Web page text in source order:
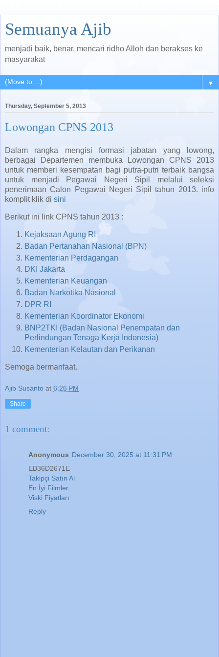
Semuanya Ajib
menjadi baik, benar, mencari ridho Alloh dan berakses ke
masyarakat
▼
Thursday, September 5, 2013
Lowongan CPNS 2013
Dalam rangka mengisi formasi jabatan yang lowong,
berbagai Departemen membuka Lowongan CPNS 2013
untuk memberi kesempatan bagi putra-putri terbaik bangsa
untuk menjadi Pegawai Negeri Sipil melalui seleksi
penerimaan Calon Pegawai Negeri Sipil tahun 2013. info
komplit klik di sini
Berikut ini link CPNS tahun 2013 :
Kejaksaan Agung RI
Badan Pertanahan Nasional (BPN)
Kementerian Perdagangan
DKI Jakarta
Kementerian Keuangan
Badan Narkotika Nasional
DPR RI
Kementerian Koordinator Ekonomi
BNP2TKI (Badan Nasional Penempatan dan
Perlindungan Tenaga Kerja Indonesia)
Kementerian Kelautan dan Perikanan
Semoga bermanfaat.
Ajib Susanto at 6:26 PM
Share
1 comment:
Anonymous December 30, 2025 at 11:31 PM
EB36D2671E
Takipçi Satın Al
En İyi Filmler
Viski Fiyatları
Reply